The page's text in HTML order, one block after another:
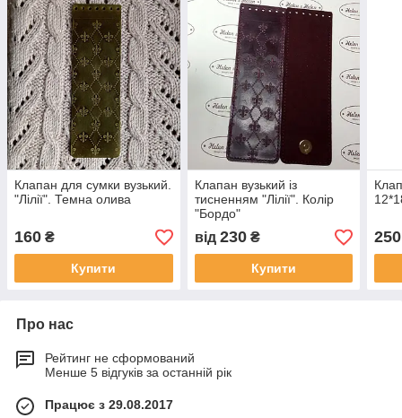
Клапан для сумки вузький.
"Лілії". Темна олива
160 ₴
Купити
Клапан вузький із
тисненням "Лілії". Колір
"Бордо"
від 230₴
Купити
250
Про нас
Рейтинг не сформований
Менше 5 відгуків за останній рік
Працює з 29.08.2017